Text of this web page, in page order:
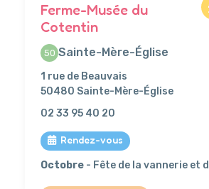
Ferme-Musée du
Cotentin
50 Sainte-Mère-Église
1 rue de Beauvais
50480 Sainte-Mère-Église
02 33 95 40 20
Rendez-vous
Octobre - Fête de la vannerie et